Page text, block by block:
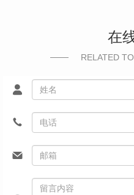
在
RELATED